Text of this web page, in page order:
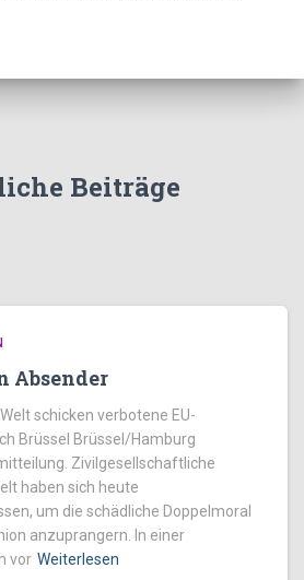
Beiträge
Absender
schicken verbotene EU-
Brüssel Brüssel/Hamburg
Zivilgesellschaftliche
haben sich heute
um die schädliche Doppelmoral
anzuprangern. In einer
vor Weiterlesen